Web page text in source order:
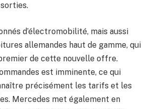
d’électromobilité, mais aussi
allemandes haut de gamme, qui
de cette nouvelle offre.
est imminente, ce qui
précisément les tarifs et les
Mercedes met également en